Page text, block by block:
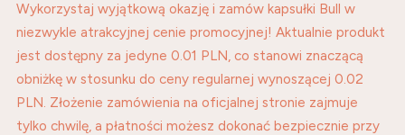
Wykorzystaj wyjątkową okazję i zamów kapsułki Bull w
niezwykle atrakcyjnej cenie promocyjnej! Aktualnie produkt
jest dostępny za jedyne 0.01 PLN, co stanowi znaczącą
obniżkę w stosunku do ceny regularnej wynoszącej 0.02
PLN. Złożenie zamówienia na oficjalnej stronie zajmuje
tylko chwilę, a płatności możesz dokonać bezpiecznie przy